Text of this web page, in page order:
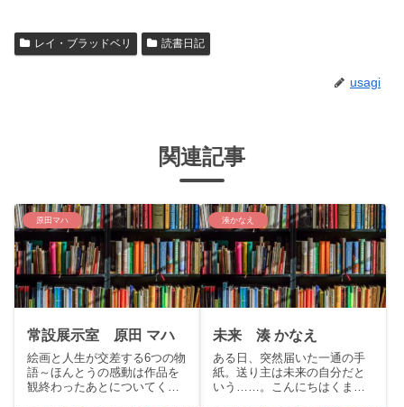
レイ・ブラッドベリ 読書日記
usagi
関連記事
原田マハ
常設展示室 原田 マハ
絵画と人生が交差する6つの物
語～ほんとうの感動は作品を
観終わったあとについてくる
湊かなえ
未来 湊 かなえ
ある日、突然届いた一通の手
紙。送り主は未来の自分だと
いう……。こんにちはくまり